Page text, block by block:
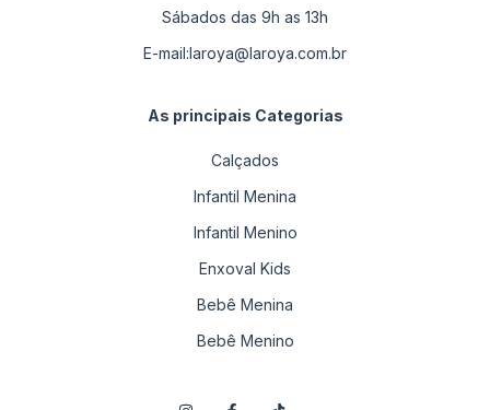
Sábados das 9h as 13h
E-mail:laroya@laroya.com.br
As principais Categorias
Calçados
Infantil Menina
Infantil Menino
Enxoval Kids
Bebê Menina
Bebê Menino